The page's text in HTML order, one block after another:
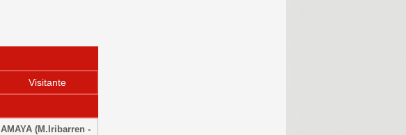
Visitante
AMAYA (M.Iribarren -